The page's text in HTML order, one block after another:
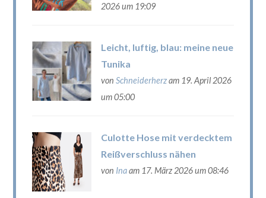
2026 um 19:09
Leicht, luftig, blau: meine neue
Tunika
von Schneiderherzam 19. April 2026
um 05:00
Culotte Hose mit verdecktem
Reißverschluss nähen
von Inaam 17. März 2026 um 08:46